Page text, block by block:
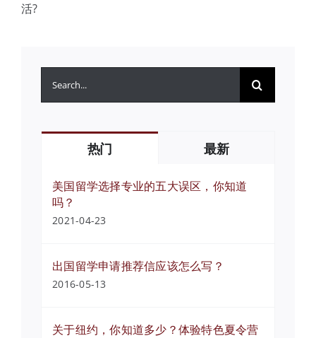
活?
热门 最新
美国留学选择专业的五大误区，你知道
吗？
2021-04-23
出国留学申请推荐信应该怎么写？
2016-05-13
关于纽约，你知道多少？体验特色夏令营